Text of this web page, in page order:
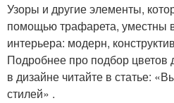
Узоры и другие элементы,
помощью трафарета, уместны
интерьера: модерн,
Подробнее про подбор цветов
в дизайне читайте в статье:
стилей» .